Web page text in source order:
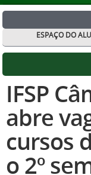
ESPAÇO DO
IFSP
abre
cursos
o 2º